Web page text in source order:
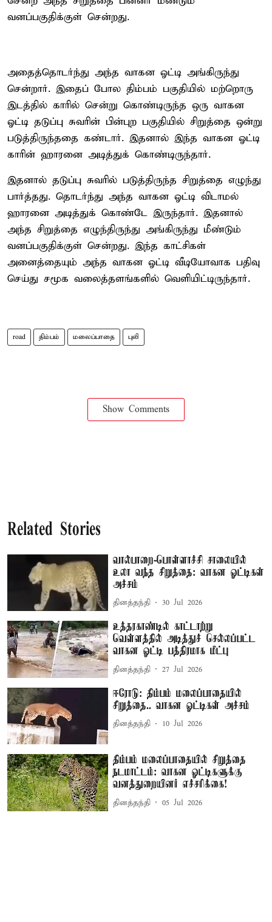
வனப்பகுதிக்குள் சென்றது.
அதைத்தொடர்ந்து அந்த வாகன ஓட்டி அங்கிருந்து
சென்றார். இதைப் போல திம்பம் பகுதியில் மற்றொரு
இடத்தில் காரில் சென்று கொண்டிருந்த ஒரு வாகன
ஓட்டி தடுப்பு சுவரின் பின்புற பகுதியில் சிறுத்தை ஒன்று
படுத்திருந்ததை கண்டார். இதனால் இந்த வாகன ஓட்டி
காரின் ஹாரனை அடித்துக் கொண்டிருந்தார்.
இதனால் தடுப்பு சுவரில் படுத்திருந்த சிறுத்தை எழுந்து
பார்த்தது. தொடர்ந்து அந்த வாகன ஓட்டி விடாமல்
ஹாரனை அடித்துக் கொண்டே இருந்தார். இதனால்
அந்த சிறுத்தை எழுந்திருந்து அங்கிருந்து மீண்டும்
வனப்பகுதிக்குள் சென்றது. இந்த காட்சிகள்
அனைத்தையும் அந்த வாகன ஓட்டி வீடியோவாக பதிவு
செய்து சமூக வலைத்தளங்களில் வெளியிட்டிருந்தார்.
road திம்பம் மலைப்பாதை புலி
Show Comments
Related Stories
வால்பாறை-பொள்ளாச்சி சாலையில்
உலா வந்த சிறுத்தை: வாகன ஓட்டிகள்
அச்சம்
தினத்தந்தி 30 Jul 2026
உத்தரகாண்டில் காட்டாற்று
வெள்ளத்தில் அடித்துச் செல்லப்பட்ட
வாகன ஓட்டி பத்திரமாக மீட்பு
தினத்தந்தி 27 Jul 2026
ஈரோடு: திம்பம் மலைப்பாதையில்
சிறுத்தை.. வாகன ஓட்டிகள் அச்சம்
தினத்தந்தி 10 Jul 2026
திம்பம் மலைப்பாதையில் சிறுத்தை
நடமாட்டம்: வாகன ஓட்டிகளுக்கு
வனத்துறையினர் எச்சரிக்கை!
தினத்தந்தி 05 Jul 2026